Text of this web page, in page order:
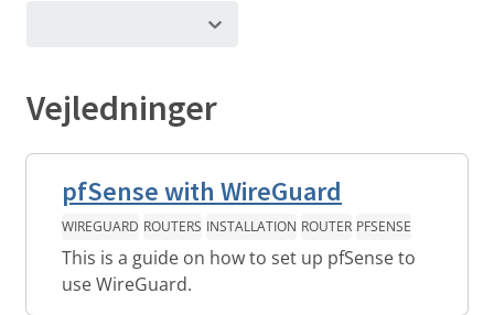
Vejledninger
pfSense with WireGuard
WIREGUARD ROUTERS INSTALLATION ROUTER PFSENSE
This is a guide on how to set up pfSense to
use WireGuard.